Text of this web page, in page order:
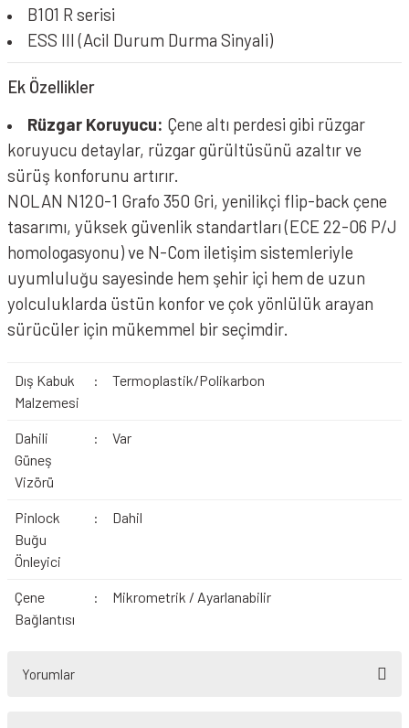
B101 R serisi
ESS III (Acil Durum Durma Sinyali)
Ek Özellikler
Rüzgar Koruyucu: Çene altı perdesi gibi rüzgar
koruyucu detaylar, rüzgar gürültüsünü azaltır ve
sürüş konforunu artırır.
NOLAN N120-1 Grafo 350 Gri, yenilikçi flip-back çene
tasarımı, yüksek güvenlik standartları (ECE 22-06 P/J
homologasyonu) ve N-Com iletişim sistemleriyle
uyumluluğu sayesinde hem şehir içi hem de uzun
yolculuklarda üstün konfor ve çok yönlülük arayan
sürücüler için mükemmel bir seçimdir.
Dış Kabuk
Malzemesi
: Termoplastik/Polikarbon
Dahili
Güneş
Vizörü
: Var
Pinlock
Buğu
Önleyici
: Dahil
Çene
Bağlantısı
: Mikrometrik / Ayarlanabilir
Yorumlar